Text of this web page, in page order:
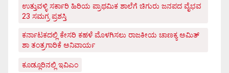
ಉತ್ತುವಳ್ಳಿ ಸರ್ಕಾರಿ ಹಿರಿಯ ಪ್ರಾಥಮಿಕ ಶಾಲೆಗೆ ಚಿಗುರು ಜನಪದ ವೈಭವ
23 ಸಮಗ್ರ ಪ್ರಶಸ್ತಿ
ಕರ್ನಾಟಕದಲ್ಲಿ ಕೇಸರಿ ಕಹಳೆ ಮೊಳಗಿಸಲು ರಾಜಕೀಯ ಚಾಣಕ್ಯ ಅಮಿತ್
ಶಾ ತಂತ್ರಗಾರಿಕೆ ಅನಿವಾರ್ಯ
ಕೂಡ್ಲೂರಿನಲ್ಲಿ ಇವಿಎಂ